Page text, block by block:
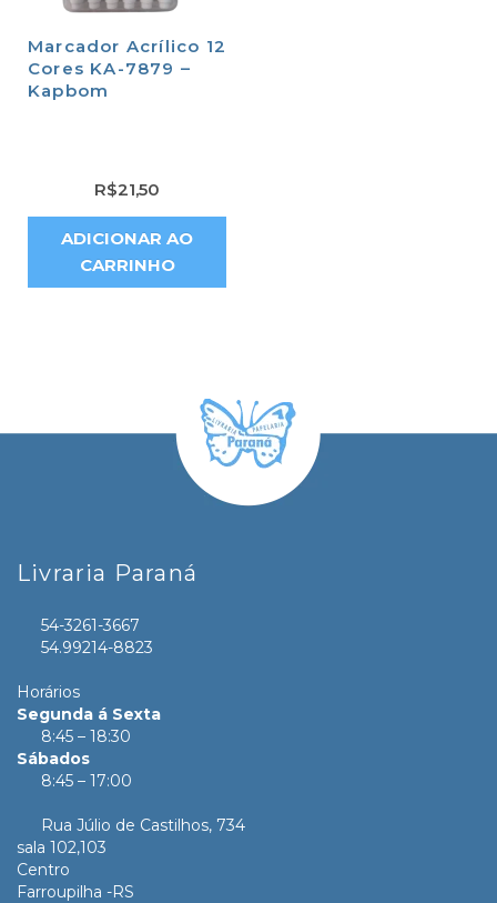
Marcador Acrílico 12
Cores KA-7879 –
Kapbom
R$21,50
ADICIONAR AO
CARRINHO
Livraria Paraná
54-3261-3667
54.99214-8823
Horários
Segunda á Sexta
8:45 – 18:30
Sábados
8:45 – 17:00
Rua Júlio de Castilhos, 734
sala 102,103
Centro
Farroupilha -RS